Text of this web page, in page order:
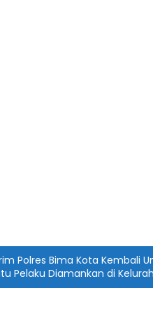
Polres Bima Kota Kembali
Pelaku Diamankan di